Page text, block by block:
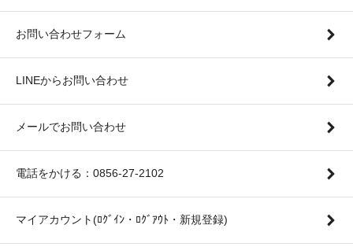
お問い合わせフォーム
LINEからお問い合わせ
メールでお問い合わせ
電話をかける：0856-27-2102
マイアカウント(ﾛｸﾞｲﾝ・ﾛｸﾞｱｳﾄ・新規登録)